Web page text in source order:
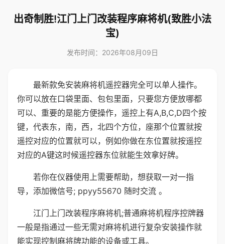
出奇制胜!江门上门改装程序麻将机(致胜小法
宝)
发布时间：2026年08月09日
最新款免安装麻将机遥控器完全可以单人操作。
你可以放在口袋里面、包包里面，只要您方便放哪都
可以、重要的是能方便操作，遥控上有A,B,C,D四个按
键，代表东，南，西，北四个方位，座那个位置就按
遥控对应的位置就可以，例如你做在东位置就按遥控
对应的A键这时候遥控器东位就能生效拿好牌。
若你在仪器使用上需要帮助，想获取一对一指
导，添加微信号; ppyy55670 随时交流 。
江门上门改装程序麻将机;普通麻将机程序控牌器
一般是指通过一些无需对麻将机进行复杂安装操作就
能实现控制麻将牌功能的设备或工具。